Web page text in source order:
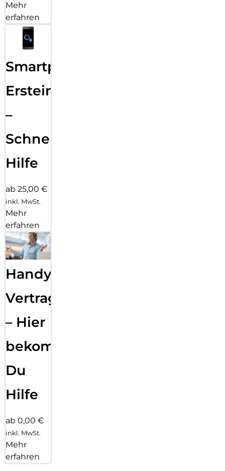
Mehr
erfahren
Smartphone
Ersteinrichtung
–
Schnelle
Hilfe
ab 25,00 €
inkl. MwSt.
Mehr
erfahren
Handy
Vertragsabwicklung
– Hier
bekommst
Du
Hilfe
ab 0,00 €
inkl. MwSt.
Mehr
erfahren